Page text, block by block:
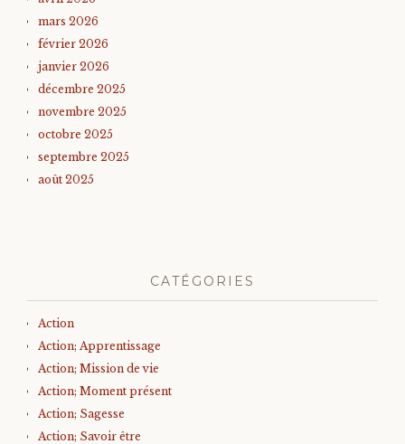
mars 2026
février 2026
janvier 2026
décembre 2025
novembre 2025
octobre 2025
septembre 2025
août 2025
CATÉGORIES
Action
Action; Apprentissage
Action; Mission de vie
Action; Moment présent
Action; Sagesse
Action; Savoir être